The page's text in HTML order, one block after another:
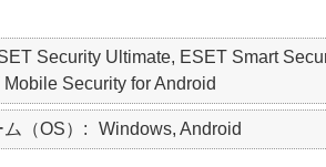
Security Ultimate, ESET Smart
Security for Android
（OS） Windows, Android